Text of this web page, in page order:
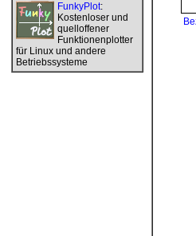
FunkyPlot:
Kostenloser und
quelloffener
Funktionenplotter
für Linux und andere
Betriebssysteme